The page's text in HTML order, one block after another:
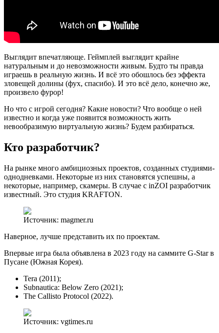
Выглядит впечатляюще. Геймплей выглядит крайне
натуральным и до невозможности живым. Будто ты правда
играешь в реальную жизнь. И всё это обошлось без эффекта
зловещей долины (фух, спасибо). И это всё дело, конечно же,
произвело фурор!
Но что с игрой сегодня? Какие новости? Что вообще о ней
известно и когда уже появится возможность жить
невообразимую виртуальную жизнь? Будем разбираться.
Кто разработчик?
На рынке много амбициозных проектов, созданных студиями-
однодневками. Некоторые из них становятся успешны, а
некоторые, например, скамеры. В случае с inZOI разработчик
известный. Это студия KRAFTON.
Источник: magmer.ru
Наверное, лучше представить их по проектам.
Впервые игра была объявлена в 2023 году на саммите G-Star в
Пусане (Южная Корея).
Tera (2011);
Subnautica: Below Zero (2021);
The Callisto Protocol (2022).
Источник: vgtimes.ru